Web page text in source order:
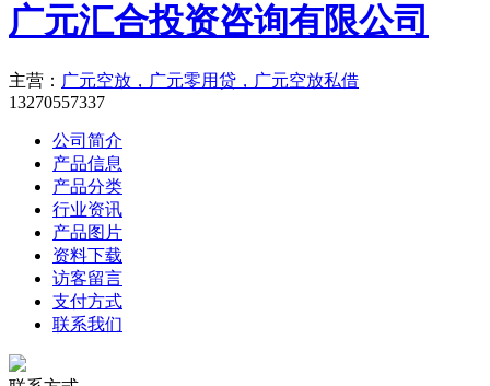
广元汇合投资咨询有限公司
主营： 广元空放，广元零用贷，广元空放私借
13270557337
公司简介
产品信息
产品分类
行业资讯
产品图片
资料下载
访客留言
支付方式
联系我们